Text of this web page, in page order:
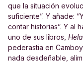
que la situación
suficiente”. Y añade:
contar historias”. Y al
uno de sus libros,
pederastia en
nada desdeñable,